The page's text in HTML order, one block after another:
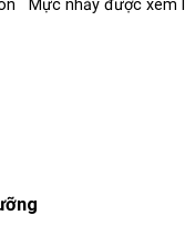
Mực nhảy được xem